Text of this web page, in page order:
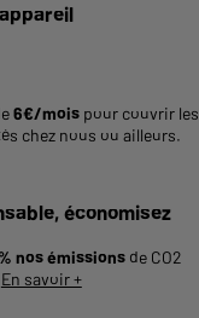
6€/moispour couvrir les
chez nous ou ailleurs.
économisez
nos émissionsde CO2
En savoir +